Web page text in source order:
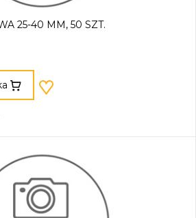
25-40 MM, 50 SZT.